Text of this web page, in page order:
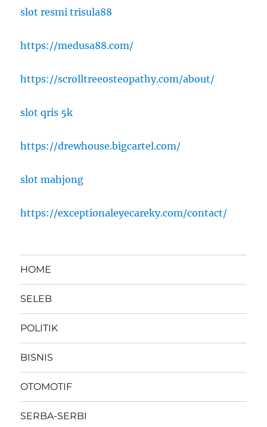
slot resmi trisula88
https://medusa88.com/
https://scrolltreeosteopathy.com/about/
slot qris 5k
https://drewhouse.bigcartel.com/
slot mahjong
https://exceptionaleyecareky.com/contact/
HOME
SELEB
POLITIK
BISNIS
OTOMOTIF
SERBA-SERBI